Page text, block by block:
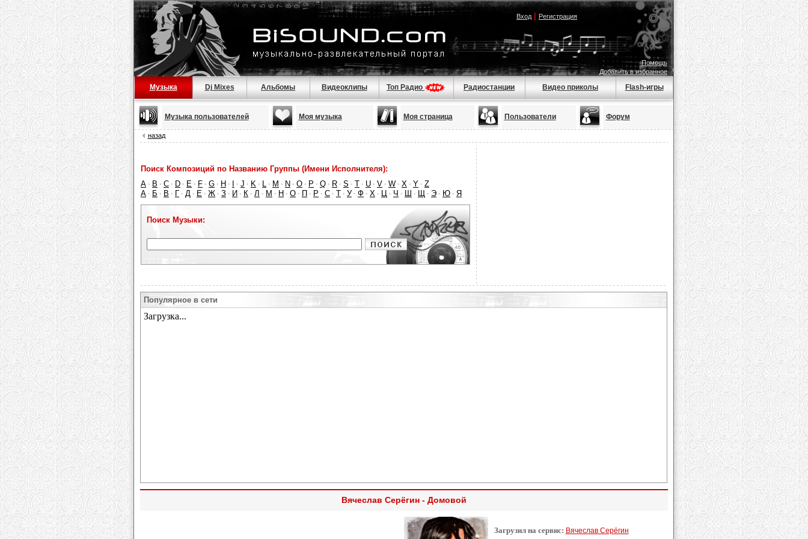
Вход| Регистрация
Помощь
Добавить в избранное
Музыка Dj Mixes Альбомы Видеоклипы Топ Радио Радиостанции Видео приколы Flash-игры
Музыка пользователей Моя музыка Моя страница Пользователи Форум
назад
Поиск Композиций по Названию Группы (Имени Исполнителя):
A · B · C · D · E · F · G · H · · J · K · L · M · N · O · P · Q · R · S · T · U · V · W · X · Y · Z
А · Б · В · Г · Д · Е · Ж · З · И · К · Л · М · Н · О · П · Р · С · Т · У · Ф · Х · Ц · Ч · Ш · Щ · Э · Ю · Я
Поиск Музыки:
Популярное в сети
Вячеслав Серёгин - Домовой
Загрузил на сервис: Вячеслав Серёгин